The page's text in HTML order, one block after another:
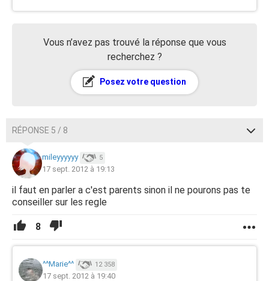
Vous n’avez pas trouvé la réponse que vous
recherchez ?
Posez votre question
RÉPONSE 5 / 8
mileyyyyyy 5
17 sept. 2012 à 19:13
il faut en parler a c'est parents sinon il ne pourons pas te
conseiller sur les regle
8
^^Marie^^ 12 358
17 sept. 2012 à 19:40